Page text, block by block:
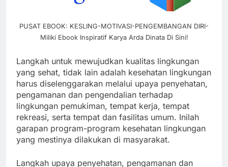
PUSAT EBOOK: KESLING-MOTIVASI-PENGEMBANGAN DIRI-
Miliki Ebook Inspiratif Karya Arda Dinata Di Sini!
Langkah untuk mewujudkan kualitas lingkungan
yang sehat, tidak lain adalah kesehatan lingkungan
harus diselenggarakan melalui upaya penyehatan,
pengamanan dan pengendalian terhadap
lingkungan pemukiman, tempat kerja, tempat
rekreasi, serta tempat dan fasilitas umum. Inilah
garapan program-program kesehatan lingkungan
yang mestinya dilakukan di masyarakat.
Langkah upaya penyehatan, pengamanan dan